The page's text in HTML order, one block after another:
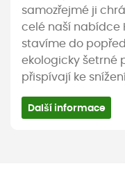
samozřejmé ji
celé naší nabídce
stavíme do
ekologicky šetrné
přispívají ke
Další informace